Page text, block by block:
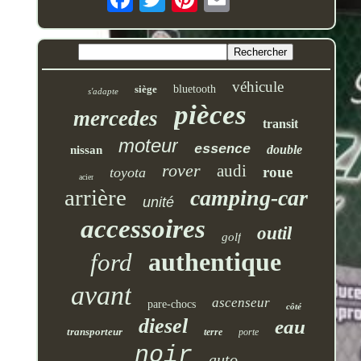
s'adapte siège bluetooth véhicule
mercedes pièces transit
nissan moteur essence double
acier toyota rover audi roue
arrière unité camping-car
accessoires golf outil
ford authentique
avant pare-chocs ascenseur côté
transporteur diesel terre porte eau
noir